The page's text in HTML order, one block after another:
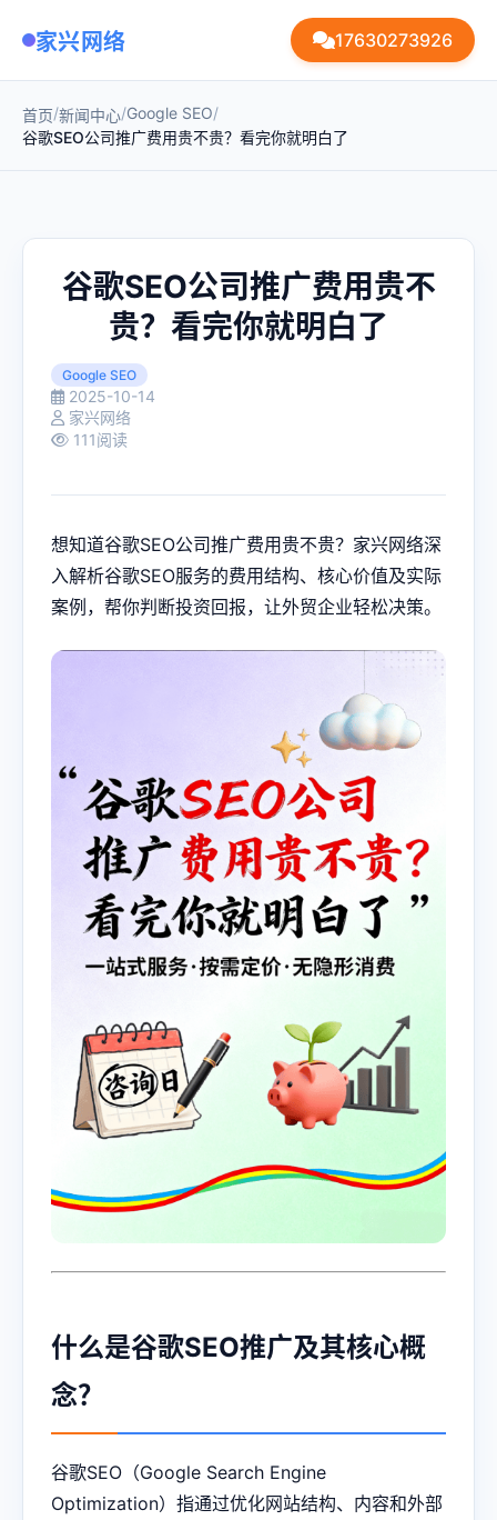
家兴网络 17630273926
首页/新闻中心/Google SEO/
谷歌SEO公司推广费用贵不贵？看完你就明白了
谷歌SEO公司推广费用贵不
贵？看完你就明白了
Google SEO
2025-10-14
家兴网络
111阅读
想知道谷歌SEO公司推广费用贵不贵？家兴网络深
入解析谷歌SEO服务的费用结构、核心价值及实际
案例，帮你判断投资回报，让外贸企业轻松决策。
什么是谷歌SEO推广及其核心概
念？
谷歌SEO（Google Search Engine
Optimization）指通过优化网站结构、内容和外部